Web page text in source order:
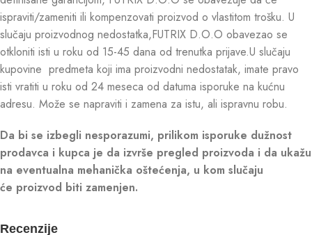
ispraviti/zameniti ili kompenzovati proizvod o vlastitom trošku. U
slučaju proizvodnog nedostatka,FUTRIX D.O.O obavezao se
otkloniti isti u roku od 15-45 dana od trenutka prijave.U slučaju
kupovine predmeta koji ima proizvodni nedostatak, imate pravo
isti vratiti u roku od 24 meseca od datuma isporuke na kućnu
adresu. Može se napraviti i zamena za istu, ali ispravnu robu.
Da bi se izbegli nesporazumi, prilikom isporuke dužnost
prodavca i kupca je da izvrše pregled proizvoda i da ukažu
na eventualna mehanička oštećenja, u kom slučaju
će proizvod biti zamenjen.
Recenzije